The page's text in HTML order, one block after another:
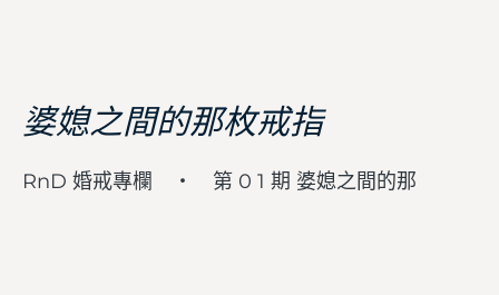
婆媳之間的那枚戒指
RnD 婚戒專欄 ・ 第 0 1 期 婆媳之間的那